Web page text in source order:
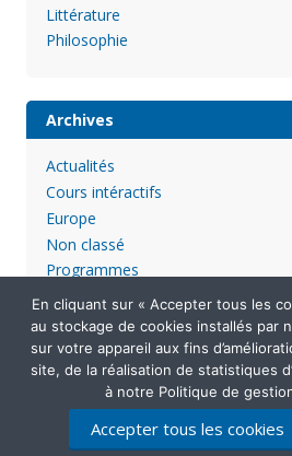
Littérature
Philosophie
Archives
Actualités
Cours intéractifs
Europe
Non classé
Programmes
Mentions légales Politique
En cliquant sur « Accepter tous les
au stockage de cookies installés par
sur votre appareil aux fins
site, de la réalisation de statistiques
à notre Politique de
Accepter tous les cookies